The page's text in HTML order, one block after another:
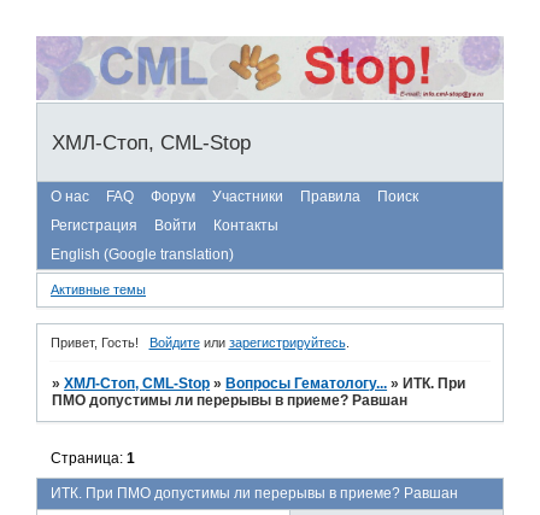
ХМЛ-Стоп, CML-Stop
О нас FAQ Форум Участники Правила
Поиск
Регистрация
Войти
Контакты
English (Google translation)
Активные темы
Привет, Гость! Войдитеили зарегистрируйтесь.
»ХМЛ-Стоп, CML-Stop » Вопросы Гематологу... » ИТК. При
ПМО допустимы ли перерывы в приеме? Равшан
ИТК. При ПМО допустимы ли перерывы в приеме? Равшан
Страница:1